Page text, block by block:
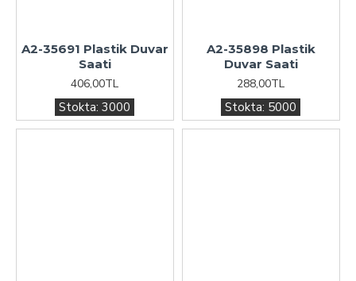
Stokta: 3000
A2-35691 Plastik Duvar
Saati
406,00TL
Stokta: 5000
A2-35898 Plastik
Duvar Saati
288,00TL